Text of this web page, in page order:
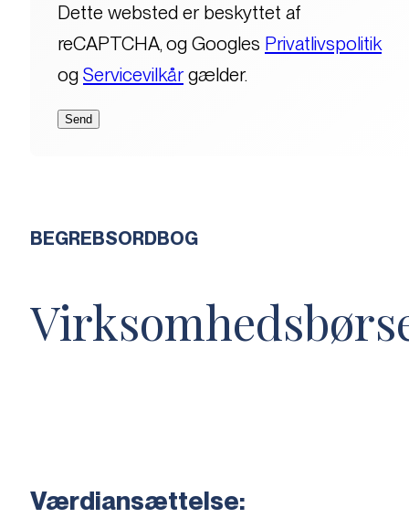
Dette websted er beskyttet af
reCAPTCHA, og Googles Privatlivspolitik
og Servicevilkårgælder.
BEGREBSORDBOG
Værdiansættelse: